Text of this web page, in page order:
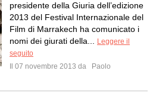
presidente della Giuria dell’edizione
2013 del Festival Internazionale del
Film di Marrakech ha comunicato i
nomi dei giurati della...
Leggere il
seguito
Il 07 novembre 2013 da
Paolo